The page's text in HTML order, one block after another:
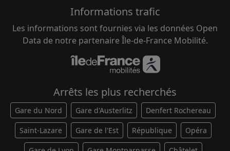
Informations trafic
Les informations sont fournies via les données Open
Data de notre partenaire Île-de-France Mobilité.
Arrêts les plus recherchés
Gare du Nord Gare d'Austerlitz Denfert Rochereau
Saint-Lazare Gare de l'Est République Opéra